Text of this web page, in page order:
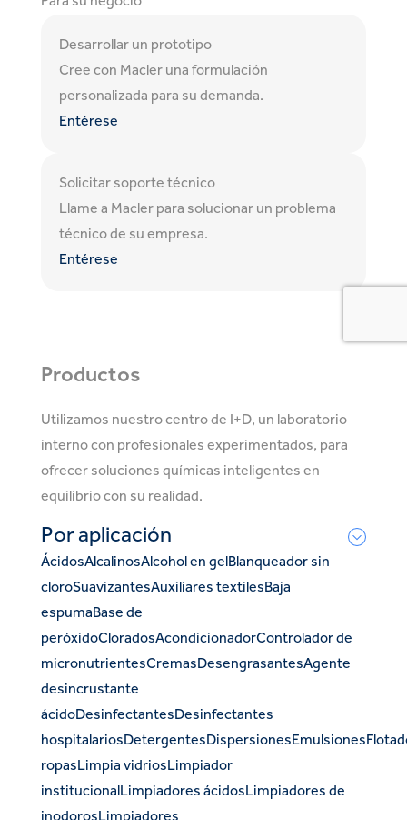
Desarrollar un prototipo
Cree con Macler una formulación
personalizada para su demanda.
Entérese
Solicitar soporte técnico
Llame a Macler para solucionar un problema
técnico de su empresa.
Entérese
Productos
Utilizamos nuestro centro de I+D, un laboratorio
interno con profesionales experimentados, para
ofrecer soluciones químicas inteligentes en
equilibrio con su realidad.
Por aplicación
ÁcidosAlcalinosAlcohol en gel Blanqueador sin
cloroSuavizantesAuxiliares textiles Baja
espuma Base de
peróxidoCloradosAcondicionadorControlador de
micronutrientesCremas DesengrasantesAgente
desincrustante
ácidoDesinfectantes Desinfectantes
hospitalarios Detergentes Dispersiones Emulsiones
ropas Limpia vidrios Limpiador
institucional Limpiadores ácidos Limpiadores de
inodoros Limpiadores